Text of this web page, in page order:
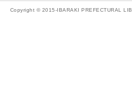
Copyright © 2015-IBARAKI PREFECTURAL